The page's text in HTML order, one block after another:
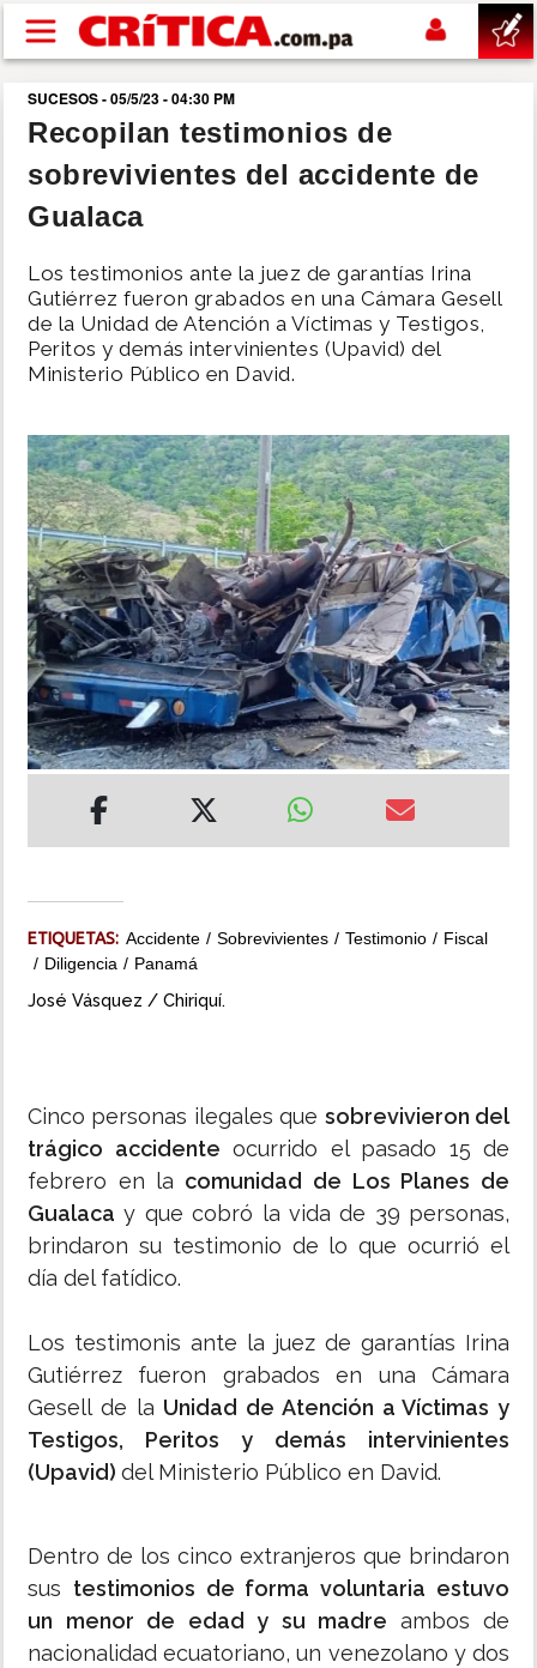
Pasar al contenido principal
buscar
SUCESOS
POLÍTICA
SHOW
DEPORTES
MUNDO
INSÓLITAS
MULTIMEDIA
IMPRESO
SUCESOS - 05/5/23 - 04:30 PM
Recopilan testimonios de
sobrevivientes del accidente de
Gualaca
Los testimonios ante la juez de garantías Irina
Gutiérrez fueron grabados en una Cámara Gesell
de la Unidad de Atención a Víctimas y Testigos,
Peritos y demás intervinientes (Upavid) del
Ministerio Público en David.
ETIQUETAS: Accidente Sobrevivientes Testimonio
Fiscal
Diligencia
Panamá
José Vásquez / Chiriquí.
Cinco personas ilegales que sobrevivieron del
trágico accidente ocurrido el pasado 15 de
febrero en la comunidad de Los Planes de
Gualaca y que cobró la vida de 39 personas,
brindaron su testimonio de lo que ocurrió el
día del fatídico.
Los testimonis ante la juez de garantías Irina
Gutiérrez fueron grabados en una Cámara
Gesell de la Unidad de Atención a Víctimas y
Testigos, Peritos y demás intervinientes
(Upavid) del Ministerio Público en David.
Dentro de los cinco extranjeros que brindaron
sus testimonios de forma voluntaria estuvo
un menor de edad y su madre ambos de
nacionalidad ecuatoriano, un venezolano y dos